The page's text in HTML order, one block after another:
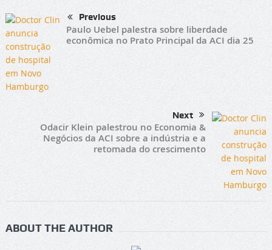
Previous
Paulo Uebel palestra sobre liberdade
econômica no Prato Principal da ACI dia 25
Next
Odacir Klein palestrou no Economia &
Negócios da ACI sobre a indústria e a
retomada do crescimento
ABOUT THE AUTHOR